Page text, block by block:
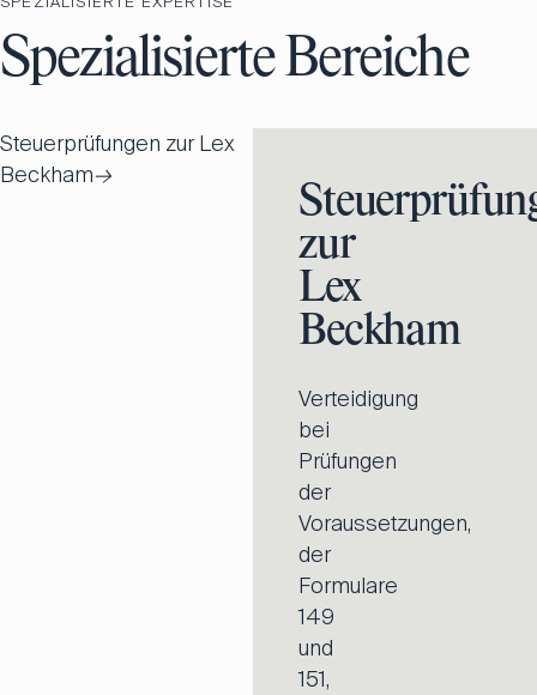
Spezialisierte Bereiche
Steuerprüfungen zur Lex
Beckham→
zur
Lex
Beckham
Verteidigung
bei
Prüfungen
der
Voraussetzungen,
der
Formulare
149
und
151,